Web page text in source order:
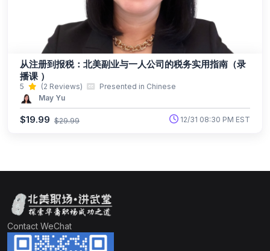
从注册到报税：北美副业与一人公司的税务实用指南（录
播课 ）
5 (2 Reviews) Presented in Chinese
May Yu
$19.99 $29.99 12/31 08:30 PM EST
Contact WeChat